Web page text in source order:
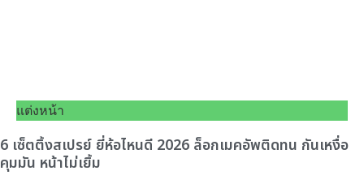
แต่งหน้า
6 เซ็ตติ้งสเปรย์ ยี่ห้อไหนดี 2026 ล็อกเมคอัพติดทน กันเหงื่อ
คุมมัน หน้าไม่เยิ้ม